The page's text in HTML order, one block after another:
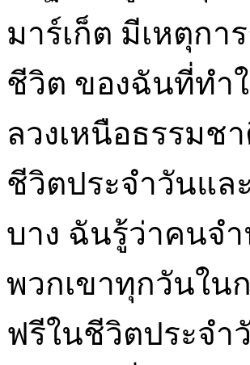
มาร์เก็ต มีเหตุก
ชีวิต ของฉันที่ทำ
ลวงเหนือธรรมช
ชีวิตประจำวันแล
บาง ฉันรู้ว่าคนจ
พวกเขาทุกวันใน
ฟรีในชีวิตประจ